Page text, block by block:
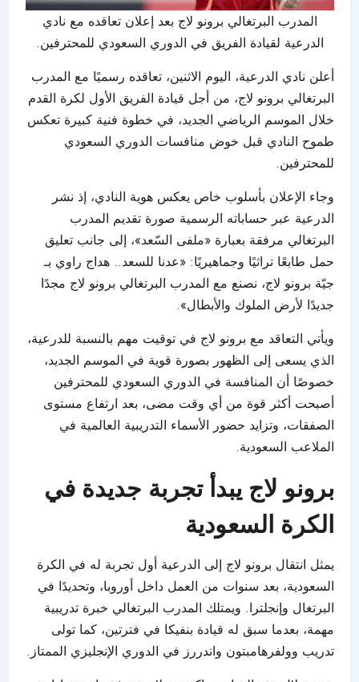
المدرب البرتغالي برونو لاج بعد إعلان تعاقده مع نادي
الدرعية لقيادة الفريق في الدوري السعودي للمحترفين.
أعلن نادي الدرعية، اليوم الاثنين، تعاقده رسميًا مع المدرب
البرتغالي برونو لاج، من أجل قيادة الفريق الأول لكرة القدم
خلال الموسم الرياضي الجديد، في خطوة فنية كبيرة تعكس
طموح النادي قبل خوض منافسات الدوري السعودي
للمحترفين.
وجاء الإعلان بأسلوب خاص يعكس هوية النادي، إذ نشر
الدرعية عبر حساباته الرسمية صورة تقديم المدرب
البرتغالي مرفقة بعبارة «ملفى السّعد»، إلى جانب تعليق
حمل طابعًا تراثيًا وجماهيريًا: «عدنا للسعد.. هداج راوي بـ
جيّة برونو لاج، نصنع مع المدرب البرتغالي برونو لاج مجدًا
جديدًا لأرض الملوك والأبطال».
ويأتي التعاقد مع برونو لاج في توقيت مهم بالنسبة للدرعية،
الذي يسعى إلى الظهور بصورة قوية في الموسم الجديد،
خصوصًا أن المنافسة في الدوري السعودي للمحترفين
أصبحت أكثر قوة من أي وقت مضى، بعد ارتفاع مستوى
الصفقات، وتزايد حضور الأسماء التدريبية العالمية في
الملاعب السعودية.
برونو لاج يبدأ تجربة جديدة في
الكرة السعودية
يمثل انتقال برونو لاج إلى الدرعية أول تجربة له في الكرة
السعودية، بعد سنوات من العمل داخل أوروبا، وتحديدًا في
البرتغال وإنجلترا. ويمتلك المدرب البرتغالي خبرة تدريبية
مهمة، بعدما سبق له قيادة بنفيكا في فترتين، كما تولى
تدريب وولفرهامبتون واندررز في الدوري الإنجليزي الممتاز.